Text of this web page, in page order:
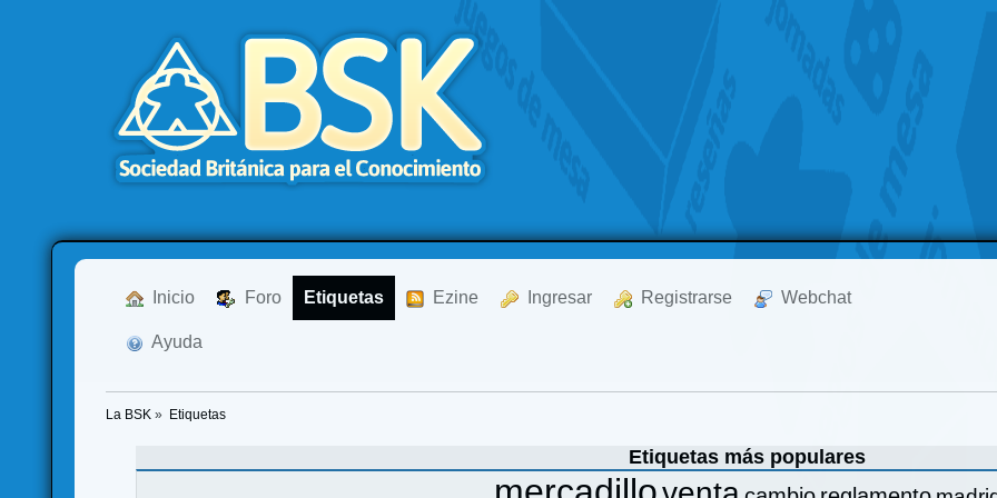
Inicio Foro Etiquetas Ezine Ingresar Registrarse Webchat
Ayuda
La BSK » Etiquetas
Etiquetas más populares